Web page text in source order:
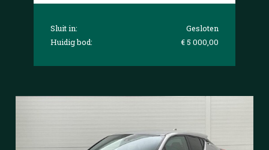
Sluit in:
Gesloten
Huidig bod:
€ 5 000,00